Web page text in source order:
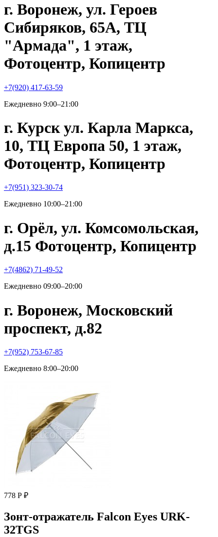
г. Воронеж, ул. Героев
Сибиряков, 65А, ТЦ
"Армада", 1 этаж,
Фотоцентр, Копицентр
+7(920) 417-63-59
Ежедневно 9:00–21:00
г. Курск ул. Карла Маркса,
10, ТЦ Европа 50, 1 этаж,
Фотоцентр, Копицентр
+7(951) 323-30-74
Ежедневно 10:00–21:00
г. Орёл, ул. Комсомольская,
д.15 Фотоцентр, Копицентр
+7(4862) 71-49-52
Ежедневно 09:00–20:00
г. Воронеж, Московский
проспект, д.82
+7(952) 753-67-85
Ежедневно 8:00–20:00
778 Р ₽
Зонт-отражатель Falcon Eyes URK-
32TGS